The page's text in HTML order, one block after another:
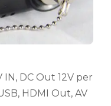
IN, DC Out 12V per
HDMI Out, AV